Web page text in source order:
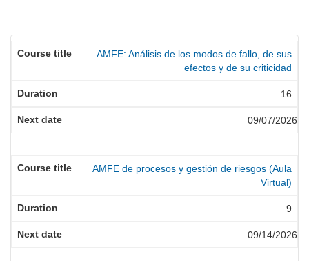
AMFE: Análisis de los modos de fallo, de sus
efectos y de su criticidad
16
09/07/2026
AMFE de procesos y gestión de riesgos (Aula
Virtual)
9
09/14/2026